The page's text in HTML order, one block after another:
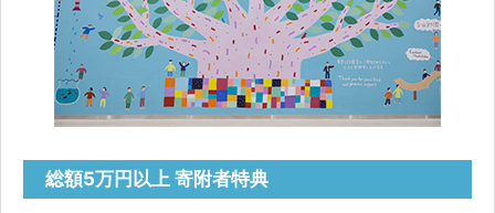
総額5万円以上 寄附者特典